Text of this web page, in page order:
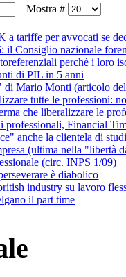
Mostra #
a tariffe per avvocati se
il Consiglio nazionale
perchè i loro
di PIL in 5 anni
di Mario Monti (articolo
tutte le professioni:
che liberalizzare le
Financial
anche la clientela di
(ultima nella "libertà
(circ. INPS 1/09)
è diabolico
industry su lavoro
il part time